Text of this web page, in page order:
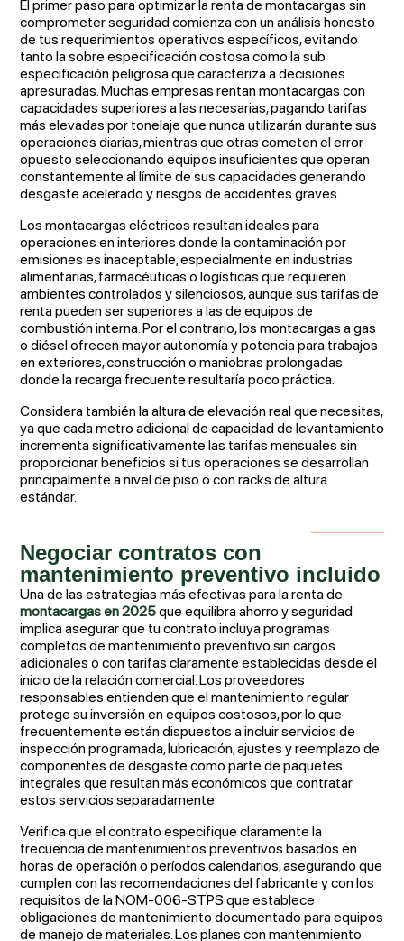
El primer paso para optimizar la renta de montacargas sin
comprometer seguridad comienza con un análisis honesto
de tus requerimientos operativos específicos, evitando
tanto la sobre especificación costosa como la sub
especificación peligrosa que caracteriza a decisiones
apresuradas. Muchas empresas rentan montacargas con
capacidades superiores a las necesarias, pagando tarifas
más elevadas por tonelaje que nunca utilizarán durante sus
operaciones diarias, mientras que otras cometen el error
opuesto seleccionando equipos insuficientes que operan
constantemente al límite de sus capacidades generando
desgaste acelerado y riesgos de accidentes graves.
Los montacargas eléctricos resultan ideales para
operaciones en interiores donde la contaminación por
emisiones es inaceptable, especialmente en industrias
alimentarias, farmacéuticas o logísticas que requieren
ambientes controlados y silenciosos, aunque sus tarifas de
renta pueden ser superiores a las de equipos de
combustión interna. Por el contrario, los montacargas a gas
o diésel ofrecen mayor autonomía y potencia para trabajos
en exteriores, construcción o maniobras prolongadas
donde la recarga frecuente resultaría poco práctica.
Considera también la altura de elevación real que necesitas,
ya que cada metro adicional de capacidad de levantamiento
incrementa significativamente las tarifas mensuales sin
proporcionar beneficios si tus operaciones se desarrollan
principalmente a nivel de piso o con racks de altura
estándar.
Negociar contratos con
mantenimiento preventivo incluido
Una de las estrategias más efectivas para la renta de
montacargas en 2025que equilibra ahorro y seguridad
implica asegurar que tu contrato incluya programas
completos de mantenimiento preventivo sin cargos
adicionales o con tarifas claramente establecidas desde el
inicio de la relación comercial. Los proveedores
responsables entienden que el mantenimiento regular
protege su inversión en equipos costosos, por lo que
frecuentemente están dispuestos a incluir servicios de
inspección programada, lubricación, ajustes y reemplazo de
componentes de desgaste como parte de paquetes
integrales que resultan más económicos que contratar
estos servicios separadamente.
Verifica que el contrato especifique claramente la
frecuencia de mantenimientos preventivos basados en
horas de operación o períodos calendarios, asegurando que
cumplen con las recomendaciones del fabricante y con los
requisitos de la NOM-006-STPS que establece
obligaciones de mantenimiento documentado para equipos
de manejo de materiales. Los planes con mantenimiento